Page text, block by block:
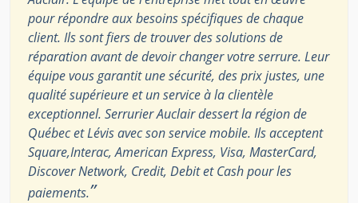
pour répondre aux besoins spécifiques de chaque
client. Ils sont fiers de trouver des solutions de
réparation avant de devoir changer votre serrure. Leur
équipe vous garantit une sécurité, des prix justes, une
qualité supérieure et un service à la clientèle
exceptionnel. Serrurier Auclair dessert la région de
Québec et Lévis avec son service mobile. Ils acceptent
Square,Interac, American Express, Visa, MasterCard,
Discover Network, Credit, Debit et Cash pour les
paiements.”